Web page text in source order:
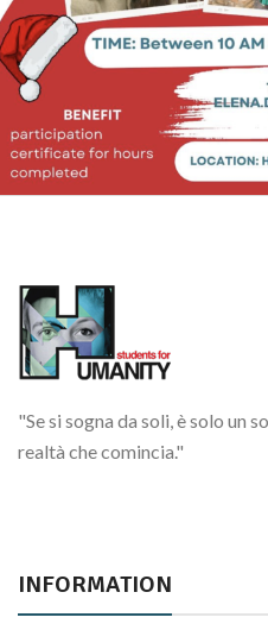
"Se si sogna da soli, è solo un
realtà che comincia."
INFORMATION